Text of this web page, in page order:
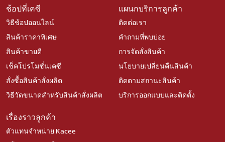
ช้อปที่เคซี
วิธีช้อปออนไลน์
สินค้าราคาพิเศษ
สินค้าขายดี
เช็คโปรโมชั่นเคซี
สั่งซื้อสินค้าสั่งผลิต
วิธีวัดขนาดสำหรับสินค้าสั่งผลิต
แผนกบริการลูกค้า
ติดต่อเรา
คำถามที่พบบ่อย
การจัดสั่งสินค้า
นโยบายเปลี่ยนคืนสินค้า
ติดตามสถานะสินค้า
บริการออกแบบและติดตั้ง
เรื่องราวลูกค้า
ตัวแทนจำหน่าย Kacee